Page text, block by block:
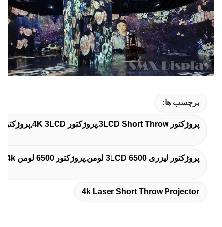
برچسب ها:
پروژکتور 3LCD Short Throw,پروژکتور 4K 3LCD,پروژکتور 4K لیزر کوتاه
پروژکتور لیزری 3LCD 6500 لومن,پروژکتور 6500 لومن 3Lcd 4k,پروژکتور لیزری 3LCD با گواهینامه ISO
4k Laser Short Throw Projector